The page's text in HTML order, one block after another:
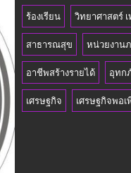
ร้องเรียน วิทยาศาสตร์
สาธารณสุข หน่วยงาน
อาชีพสร้างรายได้ อุทก
เศรษฐกิจ เศรษฐกิจพอเ